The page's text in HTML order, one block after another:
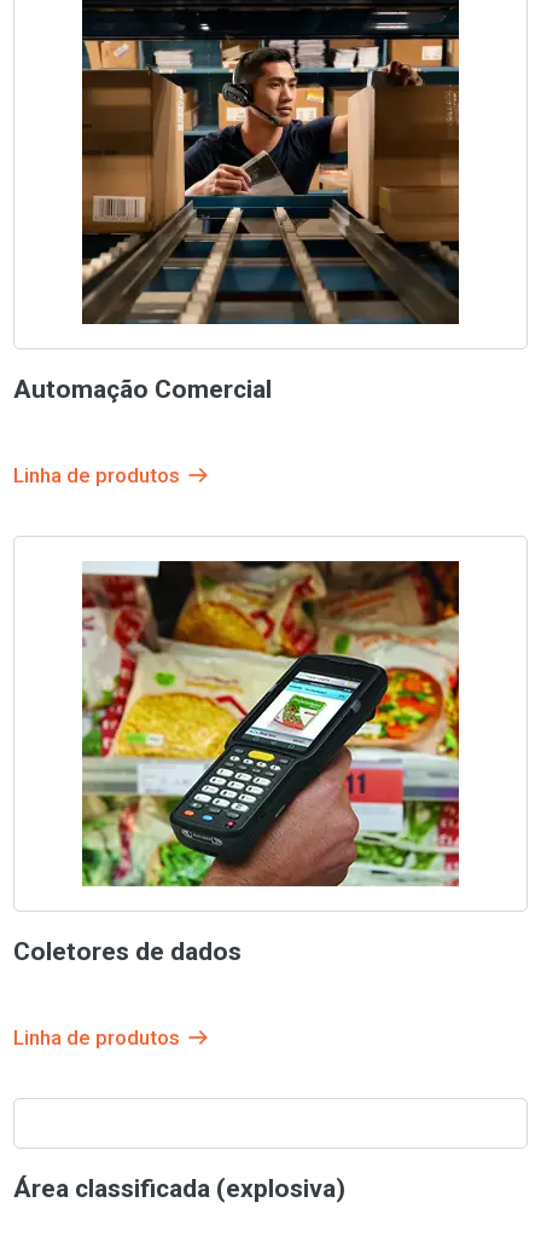
Automação Comercial
Linha de produtos
Coletores de dados
Linha de produtos
Área classificada (explosiva)